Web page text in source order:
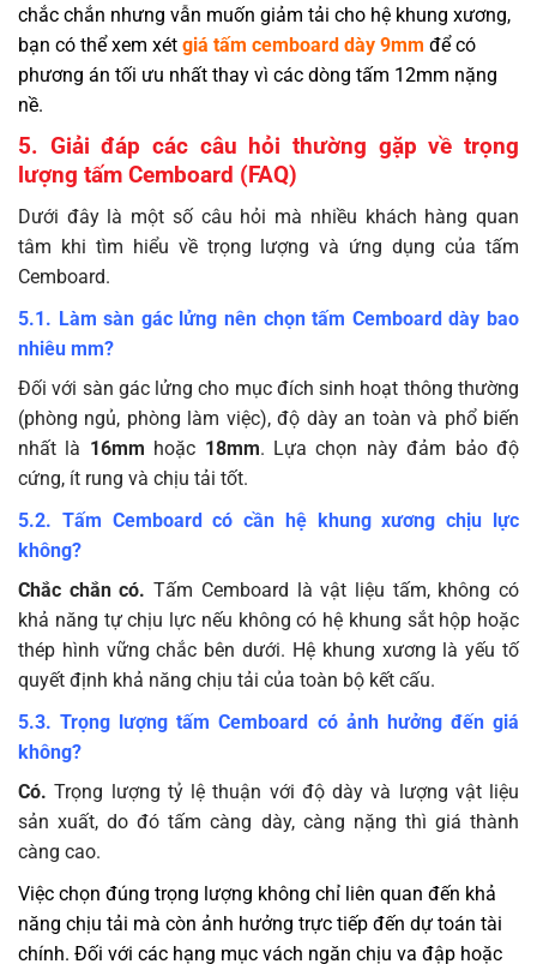
chắc chắn nhưng vẫn muốn giảm tải cho hệ khung xương,
bạn có thể xem xét giá tấm cemboard dày 9mm để có
phương án tối ưu nhất thay vì các dòng tấm 12mm nặng
nề.
5. Giải đáp các câu hỏi thường gặp về trọng
lượng tấm Cemboard (FAQ)
Dưới đây là một số câu hỏi mà nhiều khách hàng quan
tâm khi tìm hiểu về trọng lượng và ứng dụng của tấm
Cemboard.
5.1. Làm sàn gác lửng nên chọn tấm Cemboard dày bao
nhiêu mm?
Đối với sàn gác lửng cho mục đích sinh hoạt thông thường
(phòng ngủ, phòng làm việc), độ dày an toàn và phổ biến
nhất là 16mm hoặc 18mm. Lựa chọn này đảm bảo độ
cứng, ít rung và chịu tải tốt.
5.2. Tấm Cemboard có cần hệ khung xương chịu lực
không?
Chắc chắn có. Tấm Cemboard là vật liệu tấm, không có
khả năng tự chịu lực nếu không có hệ khung sắt hộp hoặc
thép hình vững chắc bên dưới. Hệ khung xương là yếu tố
quyết định khả năng chịu tải của toàn bộ kết cấu.
5.3. Trọng lượng tấm Cemboard có ảnh hưởng đến giá
không?
Có. Trọng lượng tỷ lệ thuận với độ dày và lượng vật liệu
sản xuất, do đó tấm càng dày, càng nặng thì giá thành
càng cao.
Việc chọn đúng trọng lượng không chỉ liên quan đến khả
năng chịu tải mà còn ảnh hưởng trực tiếp đến dự toán tài
chính. Đối với các hạng mục vách ngăn chịu va đập hoặc